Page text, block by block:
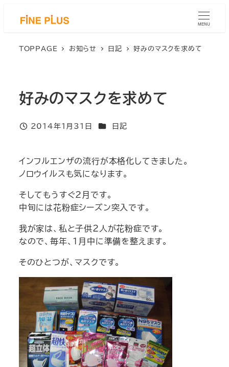
MENU
TOPPAGE お知らせ 日記 好みのマスクを求めて
好みのマスクを求めて
投稿日
2014年1月31日 カテゴリー
日記
インフルエンザの流行が本格化してきました。
ノロウイルスも気になります。
そしてもうすぐ2月です。
中旬には花粉症シーズン突入です。
我が家は、私と子供２人が花粉症です。
なので、毎年、1月中に準備を整えます。
そのひとつが、マスクです。